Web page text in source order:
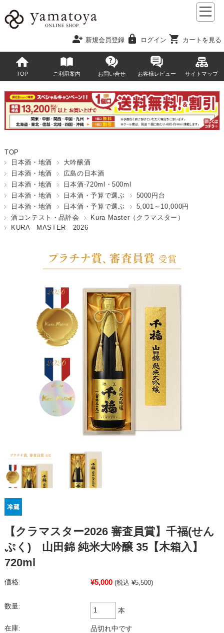
person_add 新規会員登録 lock ログイン shopping_cart カートを見る
TOP ご利用案内 お問い合せ お客様レビュー サイトマップ
TOP
日本酒・地酒
大吟醸酒
日本酒・地酒
広島の日本酒
日本酒・地酒
日本酒-720ml・500ml
日本酒・地酒
日本酒・予算で選ぶ
5000円台
日本酒・地酒
日本酒・予算で選ぶ
5,001～10,000円
酒コンテスト・品評会
Kura Master（クラマスター）
KURA MASTER 2026
【クラマスター2026 審査員賞】千福(せん
ぷく) 山田錦 純米大吟醸 35【木箱入】
720ml
価格: ¥5,000 (税込 ¥5,500)
数量:
本
在庫: 品切れ中です